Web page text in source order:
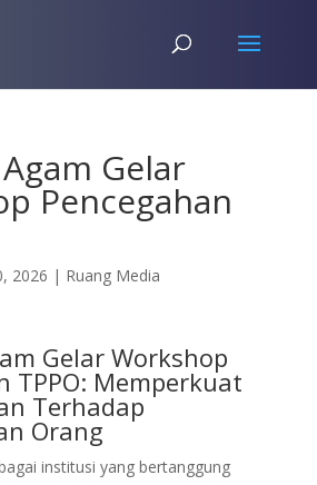
Gelar
Pencegahan
2026 | Ruang Media
Gelar Workshop
TPPO: Memperkuat
Terhadap
Orang
institusi yang bertanggung